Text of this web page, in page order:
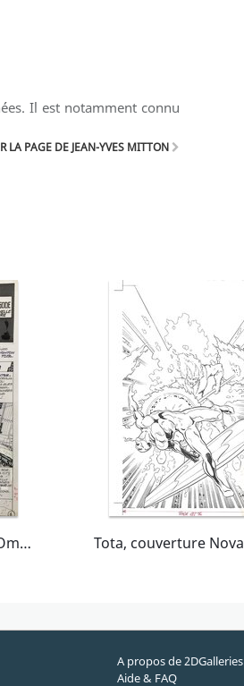
Il est notamment connu
LA PAGE DE JEAN-YVES MITTON
Mitton, Photonik#48, L'Ombre, Acte I, planche n°1, Spidey#84, 1987.
A propos de 2DGalleries
Aide & FAQ